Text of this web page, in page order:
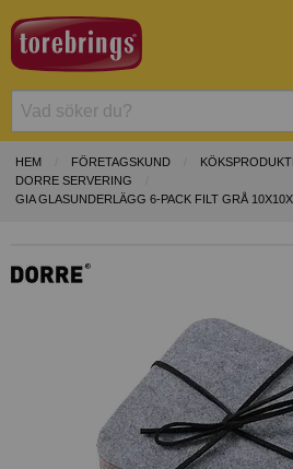
HEM FÖRETAGSKUND
DORRE SERVERING
GIA GLASUNDERLÄGG 6-PACK FILT GRÅ